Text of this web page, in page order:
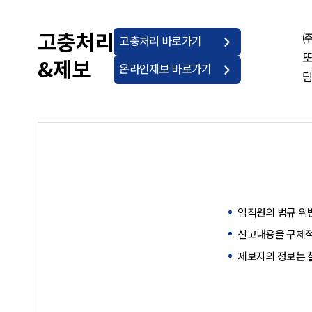
고충처리
&제보
고충처리 바로가기
온라인제보 바로가기
임직원의 법규 위
신고내용을 구체
제보자의 정보는